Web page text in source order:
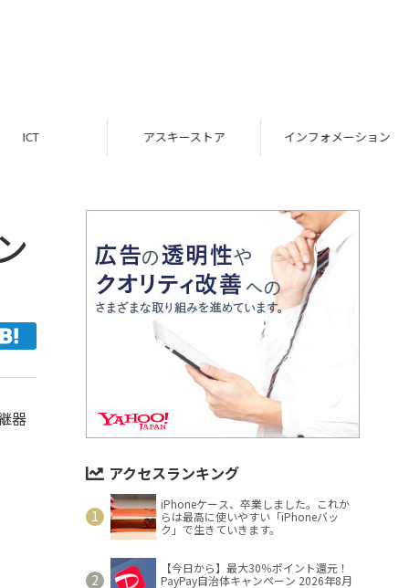
ICT アスキーストア インフォメーション
器
アクセスランキング
iPhoneケース、卒業しました。これか
らは最高に使いやすい「iPhoneバッ
ク」で生きていきます。
【今日から】最大30％ポイント還元！
PayPay自治体キャンペーン 2026年8月